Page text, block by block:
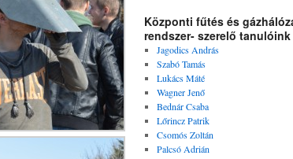
Központi fűtés és
rendszer- szerelő tanulóink
Jagodics András
Szabó Tamás
Lukács Máté
Wagner Jenő
Bednár Csaba
Lőrincz Patrik
Csomós Zoltán
Palcsó Adrián